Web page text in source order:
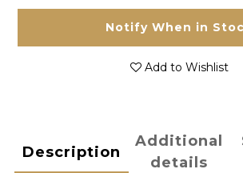
Notify When in
Add to Wishlist
Description
Additional
details